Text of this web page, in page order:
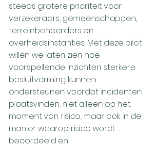
steeds grotere prioriteit voor
verzekeraars, gemeenschappen,
terreinbeheerders en
overheidsinstanties. Met deze pilot
willen we laten zien hoe
voorspellende inzichten sterkere
besluitvorming kunnen
ondersteunen voordat incidenten
plaatsvinden, niet alleen op het
moment van risico, maar ook in de
manier waarop risico wordt
beoordeeld en